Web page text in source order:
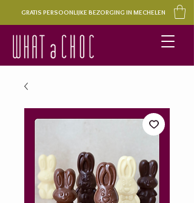
GRATIS PERSOONLIJKE BEZORGING IN MECHELEN